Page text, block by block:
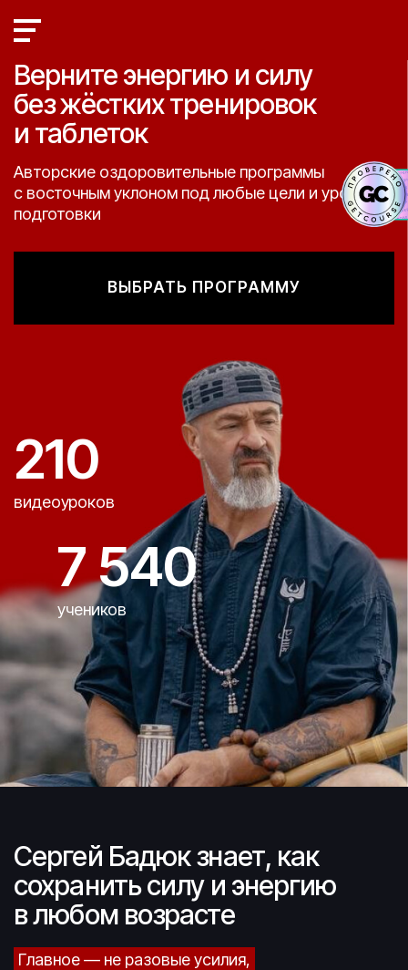
Верните энергию и силу
без жёстких тренировок
и таблеток
Авторские оздоровительные программы
с восточным уклоном под любые цели и уровень
подготовки
ВЫБРАТЬ ПРОГРАММУ
210
видеоуроков
7 540
учеников
Сергей Бадюк знает, как
сохранить силу и энергию
в любом возрасте
Главное — не разовые усилия,